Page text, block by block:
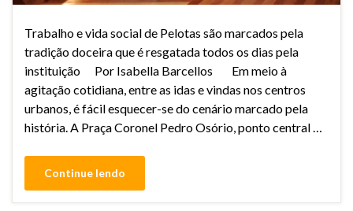
Trabalho e vida social de Pelotas são marcados pela
tradição doceira que é resgatada todos os dias pela
instituição Por Isabella Barcellos Em meio à
agitação cotidiana, entre as idas e vindas nos centros
urbanos, é fácil esquecer-se do cenário marcado pela
história. A Praça Coronel Pedro Osório, ponto central …
Continue lendo